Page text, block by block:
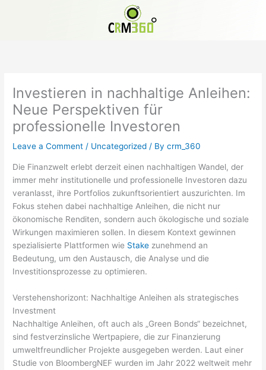
Investieren in nachhaltige Anleihen:
Neue Perspektiven für
professionelle Investoren
Leave a Comment / Uncategorized / Bycrm_360
Die Finanzwelt erlebt derzeit einen nachhaltigen Wandel, der
immer mehr institutionelle und professionelle Investoren dazu
veranlasst, ihre Portfolios zukunftsorientiert auszurichten. Im
Fokus stehen dabei nachhaltige Anleihen, die nicht nur
ökonomische Renditen, sondern auch ökologische und soziale
Wirkungen maximieren sollen. In diesem Kontext gewinnen
spezialisierte Plattformen wie Stake zunehmend an
Bedeutung, um den Austausch, die Analyse und die
Investitionsprozesse zu optimieren.
Verstehenshorizont: Nachhaltige Anleihen als strategisches
Investment
Nachhaltige Anleihen, oft auch als „Green Bonds“ bezeichnet,
sind festverzinsliche Wertpapiere, die zur Finanzierung
umweltfreundlicher Projekte ausgegeben werden. Laut einer
Studie von BloombergNEF wurden im Jahr 2022 weltweit mehr